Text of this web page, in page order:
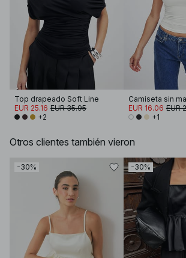
Top drapeado Soft Line
EUR 25.16 EUR 35.95
+2
EUR 16.06 EUR
+1
Otros clientes también vieron
-30% -30%